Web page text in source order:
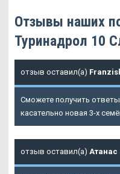
Отзывы наших
Туринадрол 10
отзыв оставил(а)
Сможете получить
касательно новая 3-х
отзыв оставил(а) Атанас